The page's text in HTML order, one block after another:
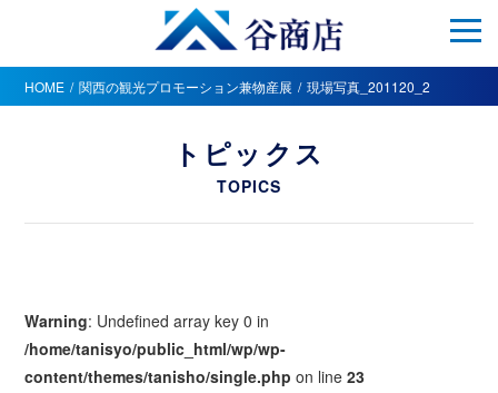
HOME 関西の観光プロモーション兼物産展 現場写真_201120_2
トピックス
TOPICS
Warning: Undefined array key 0 in
/home/tanisyo/public_html/wp/wp-
content/themes/tanisho/single.php on line23